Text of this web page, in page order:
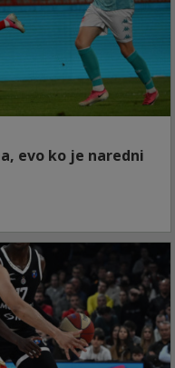
evo ko je naredni